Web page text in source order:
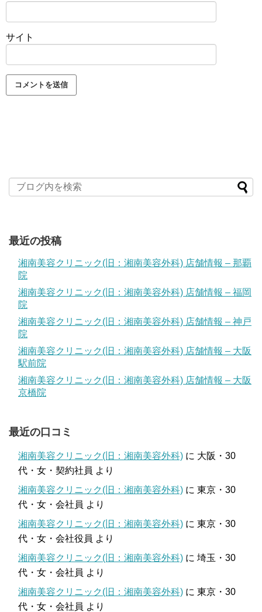
サイト
最近の投稿
湘南美容クリニック(旧：湘南美容外科) 店舗情報 – 那覇
院
湘南美容クリニック(旧：湘南美容外科) 店舗情報 – 福岡
院
湘南美容クリニック(旧：湘南美容外科) 店舗情報 – 神戸
院
湘南美容クリニック(旧：湘南美容外科) 店舗情報 – 大阪
駅前院
湘南美容クリニック(旧：湘南美容外科) 店舗情報 – 大阪
京橋院
最近の口コミ
湘南美容クリニック(旧：湘南美容外科) に 大阪・30
代・女・契約社員 より
湘南美容クリニック(旧：湘南美容外科) に 東京・30
代・女・会社員 より
湘南美容クリニック(旧：湘南美容外科) に 東京・30
代・女・会社役員 より
湘南美容クリニック(旧：湘南美容外科) に 埼玉・30
代・女・会社員 より
湘南美容クリニック(旧：湘南美容外科) に 東京・30
代・女・会社員 より